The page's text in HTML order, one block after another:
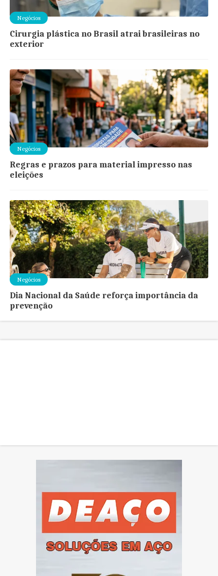
Negócios
Cirurgia plástica no Brasil atrai brasileiras no
exterior
Negócios
Regras e prazos para material impresso nas
eleições
Negócios
Dia Nacional da Saúde reforça importância da
prevenção